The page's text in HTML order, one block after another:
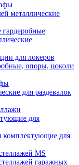
металлические
для локеров
опоры, цоколи
для раздевалок
для
комплектующие для
MS
гаражных